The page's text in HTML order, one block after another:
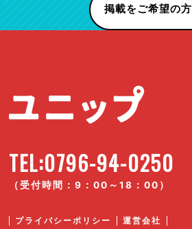
掲載をご希望の方
TEL:0796-94-0250
（受付時間：9：00～18：00）
プライバシーポリシー 運営会社